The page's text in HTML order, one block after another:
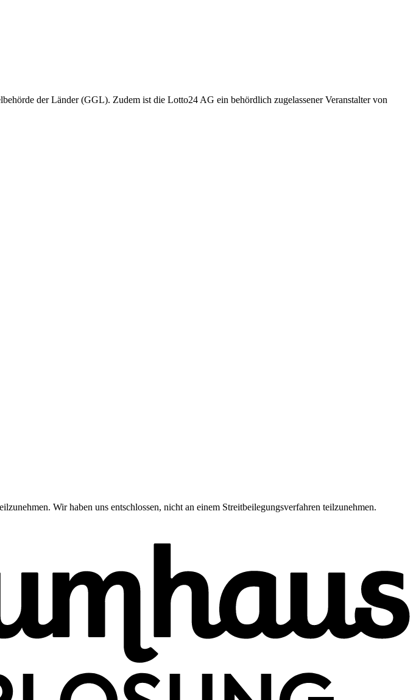
der Länder (GGL). Zudem ist die Lotto24 AG ein behördlich zugelassener Veranstalter von
Wir haben uns entschlossen, nicht an einem Streitbeilegungsverfahren teilzunehmen.